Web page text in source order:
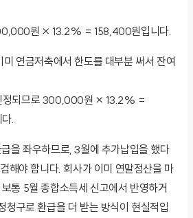
원 × 13.2% = 158,400원입니다.
연금저축에서 한도를 대부분 써서 잔여
정되므로 300,000원 × 13.2% =
.
을 좌우하므로, 3월에 추가납입을 했다
해야 합니다. 회사가 이미 연말정산을 마
통 5월 종합소득세 신고에서 반영하거
청구로 환급을 더 받는 방식이 현실적입